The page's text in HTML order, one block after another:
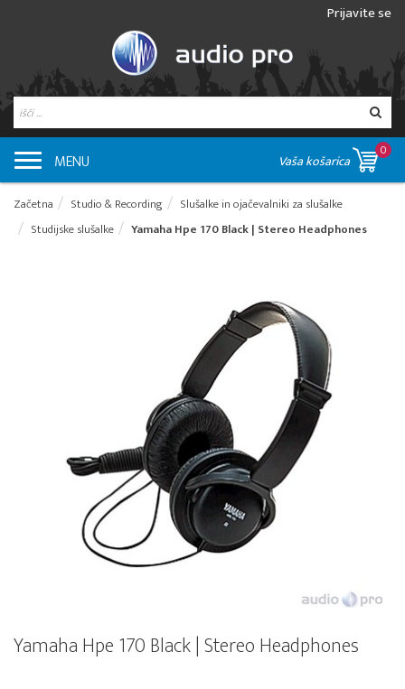
Prijavite se
MENU Vaša košarica
0
Začetna Studio & Recording
Slušalke in ojačevalniki za slušalke
Studijske slušalke
Yamaha Hpe 170 Black | Stereo Headphones
Yamaha Hpe 170 Black | Stereo Headphones